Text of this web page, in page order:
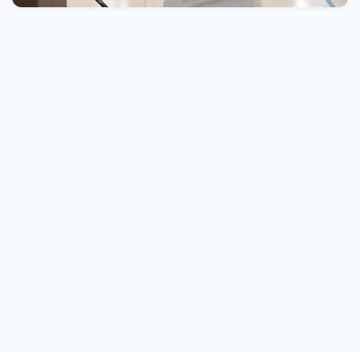
note